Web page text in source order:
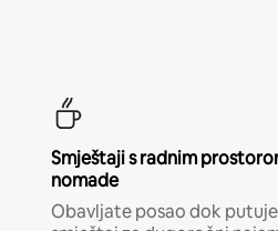
Smještaji s radnim
nomade
Obavljate posao dok